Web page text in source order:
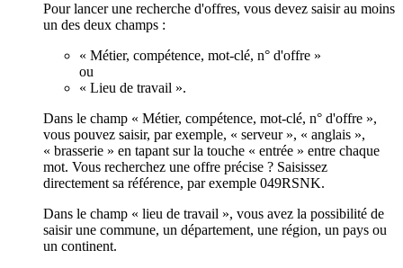
Pour lancer une recherche d'offres, vous devez saisir au moins
un des deux champs :
« Métier, compétence, mot-clé, n° d'offre »
ou
« Lieu de travail ».
Dans le champ « Métier, compétence, mot-clé, n° d'offre »,
vous pouvez saisir, par exemple, « serveur », « anglais »,
« brasserie » en tapant sur la touche « entrée » entre chaque
mot. Vous recherchez une offre précise ? Saisissez
directement sa référence, par exemple 049RSNK.
Dans le champ « lieu de travail », vous avez la possibilité de
saisir une commune, un département, une région, un pays ou
un continent.